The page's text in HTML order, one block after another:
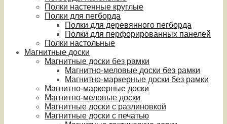
Полки настенные круглые
Полки для пегборда
Полки для деревянного пегборда
Полки для перфорированных панелей
Полки настольные
Магнитные доски
Магнитные доски без рамки
Магнитно-меловые доски без рамки
Магнитно-маркерные доски без рамки
Магнитно-маркерные доски
Магнитно-меловые доски
Магнитные доски с разлиновкой
Магнитные доски с печатью